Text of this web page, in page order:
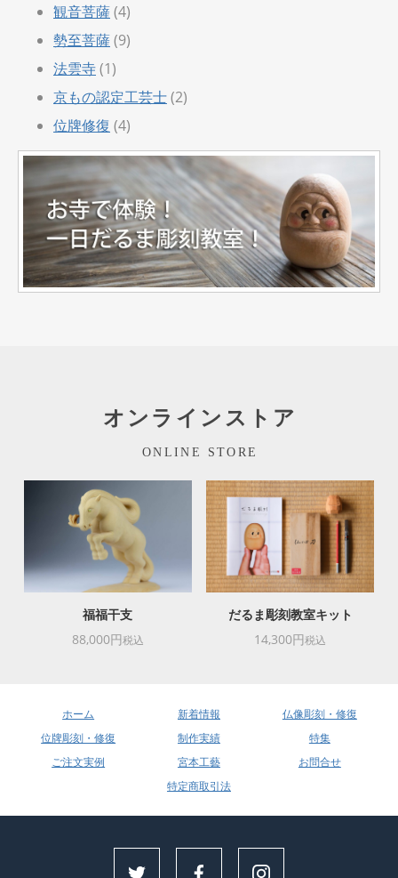
観音菩薩(4)
勢至菩薩(9)
法雲寺(1)
京もの認定工芸士(2)
位牌修復 (4)
オンラインストア
ONLINE STORE
福福干支
88,000円税込
だるま彫刻教室キット
14,300円税込
ホーム 新着情報
仏像彫刻・修復
位牌彫刻・修復
制作実績
特集
ご注文実例
宮本工藝
お問合せ
特定商取引法